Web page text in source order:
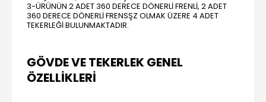
3-ÜRÜNÜN 2 ADET 360 DERECE DÖNERLI FRENLI, 2 ADET
360 DERECE DÖNERLI FRENSŞZ OLMAK ÜZERE 4 ADET
TEKERLEĞI BULUNMAKTADIR.
GÖVDE VE TEKERLEK GENEL
ÖZELLIKLERI